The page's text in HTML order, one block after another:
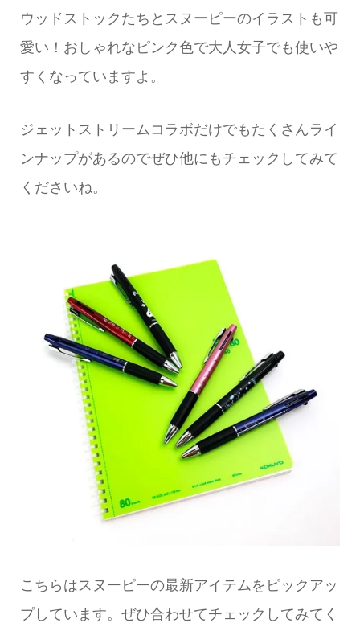
ウッドストックたちとスヌーピーのイラストも可
愛い！おしゃれなピンク色で大人女子でも使いや
すくなっていますよ。
ジェットストリームコラボだけでもたくさんライ
ンナップがあるのでぜひ他にもチェックしてみて
くださいね。
こちらはスヌーピーの最新アイテムをピックアッ
プしています。ぜひ合わせてチェックしてみてく